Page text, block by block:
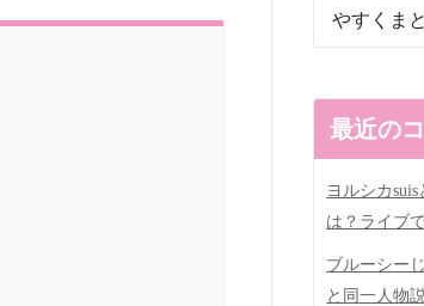
やすくま
最近の
ヨルシカ
は？ライブ
ブルーシー
と同一人物